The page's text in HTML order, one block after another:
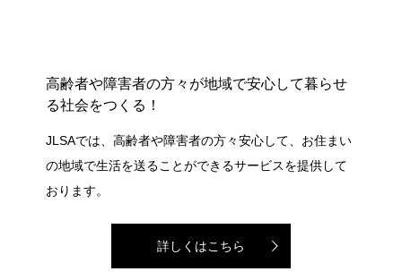
高齢者や障害者の方々が地域で安心して暮らせ
る社会をつくる！
JLSAでは、高齢者や障害者の方々安心して、お住まい
の地域で生活を送ることができるサービスを提供して
おります。
詳しくはこちら